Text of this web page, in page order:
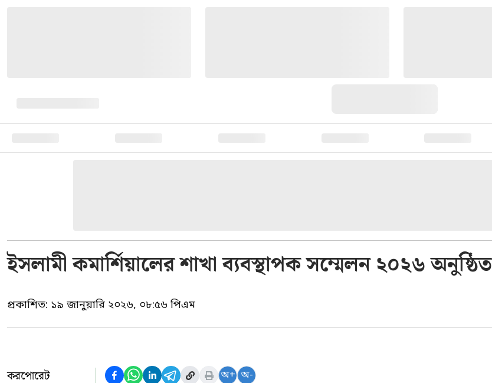
ইসলামী কমার্শিয়ালের শাখা ব্যবস্থাপক সম্মেলন ২০২৬ অনুষ্ঠিত
প্রকাশিত: ১৯ জানুয়ারি ২০২৬, ০৮:৫৬ পিএম
করপোরেট অ+ অ-